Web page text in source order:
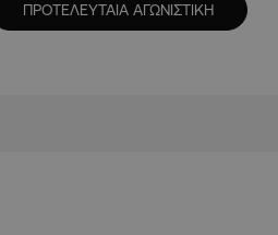
ΠΡΟΤΕΛΕΥΤΑΙΑ ΑΓΩΝΙΣΤΙΚΗ